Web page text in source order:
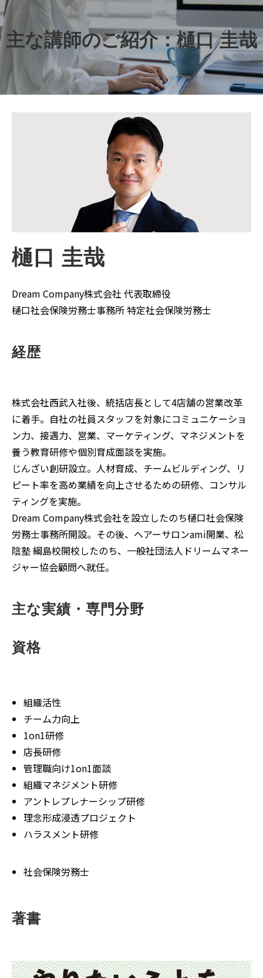
主な講師のご紹介：樋口 圭哉
樋口 圭哉
Dream Company株式会社 代表取締役
樋口社会保険労務士事務所 特定社会保険労務士
経歴
株式会社西武入社後、統括店長として4店舗の営業改革
に着手。自社の社員スタッフを対象にコミュニケーショ
ン力、接遇力、営業、マーケティング、マネジメントを
養う教育研修や個別育成面談を実施。
じんざい創研設立。人材育成、チームビルディング、リ
ピート率を高め業績を向上させるための研修、コンサル
ティングを実施。
Dream Company株式会社を設立したのち樋口社会保険
労務士事務所開設。その後、ヘアーサロンami開業、松
陰塾 綱島校開校したのち、一般社団法人ドリームマネー
ジャー協会顧問へ就任。
主な実績・専門分野
資格
組織活性
チーム力向上
1on1研修
店長研修
管理職向け1on1面談
組織マネジメント研修
アントレプレナーシップ研修
理念形成浸透プロジェクト
ハラスメント研修
社会保険労務士
著書